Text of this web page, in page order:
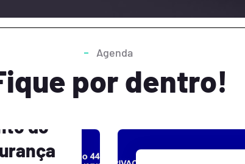
Agenda
por dentro!
do